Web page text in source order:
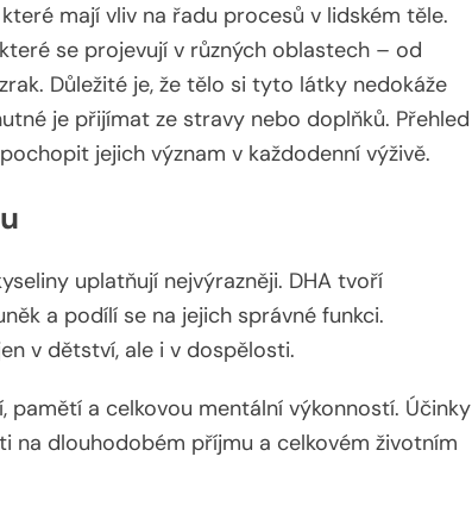
mají vliv na řadu procesů v lidském těle.
se projevují v různých oblastech – od
Důležité je, že tělo si tyto látky nedokáže
je přijímat ze stravy nebo doplňků. Přehled
jejich význam v každodenní výživě.
uplatňují nejvýrazněji. DHA tvoří
a podílí se na jejich správné funkci.
v dětství, ale i v dospělosti.
a celkovou mentální výkonností. Účinky
na dlouhodobém příjmu a celkovém životním